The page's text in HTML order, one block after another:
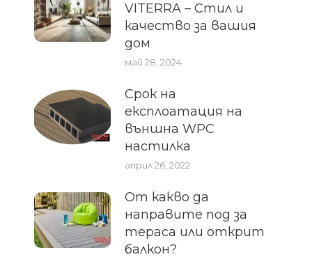
VITERRA – Стил и
качество за вашия
дом
май 28, 2024
Срок на
експлоатация на
външна WPC
настилка
април 26, 2022
От какво да
направите под за
тераса или открит
балкон?